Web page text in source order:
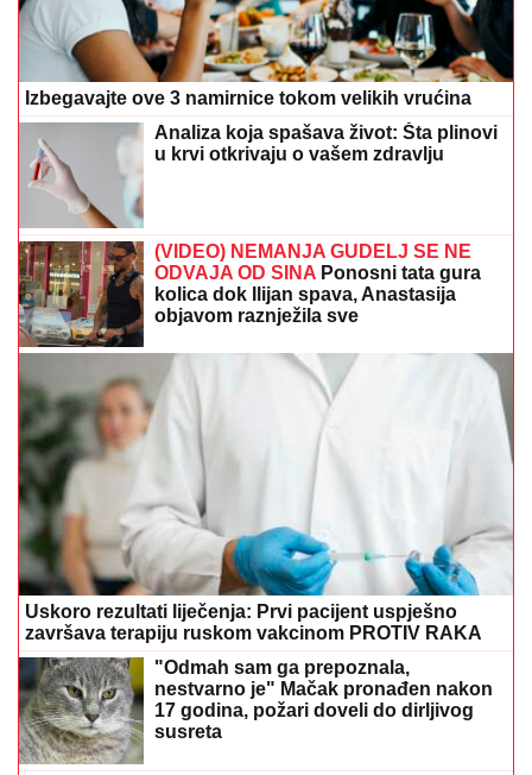
Izbegavajte ove 3 namirnice tokom velikih vrućina
Analiza koja spašava život: Šta plinovi
u krvi otkrivaju o vašem zdravlju
(VIDEO) NEMANJA GUDELJ SE NE
ODVAJA OD SINA Ponosni tata gura
kolica dok Ilijan spava, Anastasija
objavom raznježila sve
Uskoro rezultati liječenja: Prvi pacijent uspješno
završava terapiju ruskom vakcinom PROTIV RAKA
"Odmah sam ga prepoznala,
nestvarno je" Mačak pronađen nakon
17 godina, požari doveli do dirljivog
susreta